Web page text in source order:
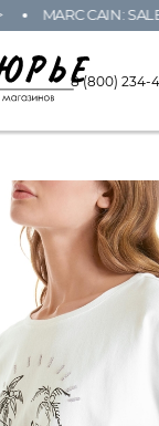
MARC CAIN: SALE
8 (800) 234-